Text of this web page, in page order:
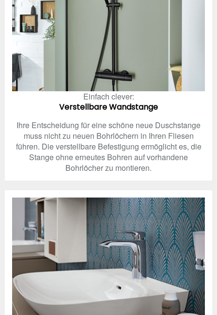
Einfach clever:
Verstellbare Wandstange
Ihre Entscheidung für eine schöne neue Duschstange
muss nicht zu neuen Bohrlöchern in Ihren Fliesen
führen. Die verstellbare Befestigung ermöglicht es, die
Stange ohne erneutes Bohren auf vorhandene
Bohrlöcher zu montieren.